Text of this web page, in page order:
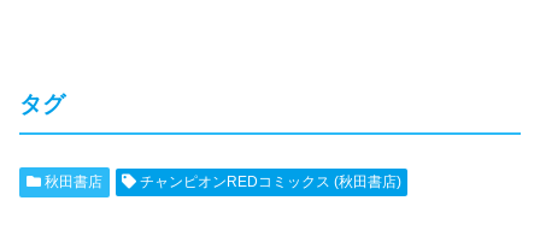
タグ
秋田書店 チャンピオンREDコミックス (秋田書店)